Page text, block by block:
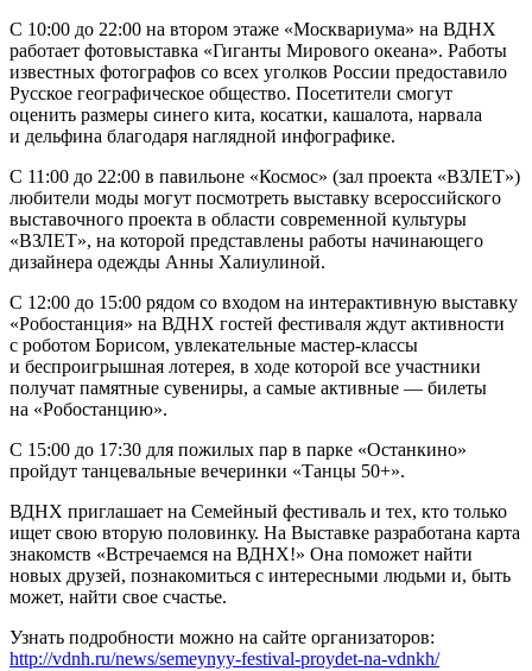
С 10:00 до 22:00 на втором этаже «Москвариума» на ВДНХ
работает фотовыставка «Гиганты Мирового океана». Работы
известных фотографов со всех уголков России предоставило
Русское географическое общество. Посетители смогут
оценить размеры синего кита, косатки, кашалота, нарвала
и дельфина благодаря наглядной инфографике.
С 11:00 до 22:00 в павильоне «Космос» (зал проекта «ВЗЛЕТ»)
любители моды могут посмотреть выставку всероссийского
выставочного проекта в области современной культуры
«ВЗЛЕТ», на которой представлены работы начинающего
дизайнера одежды Анны Халиулиной.
С 12:00 до 15:00 рядом со входом на интерактивную выставку
«Робостанция» на ВДНХ гостей фестиваля ждут активности
с роботом Борисом, увлекательные мастер-классы
и беспроигрышная лотерея, в ходе которой все участники
получат памятные сувениры, а самые активные — билеты
на «Робостанцию».
С 15:00 до 17:30 для пожилых пар в парке «Останкино»
пройдут танцевальные вечеринки «Танцы 50+».
ВДНХ приглашает на Семейный фестиваль и тех, кто только
ищет свою вторую половинку. На Выставке разработана карта
знакомств «Встречаемся на ВДНХ!» Она поможет найти
новых друзей, познакомиться с интересными людьми и, быть
может, найти свое счастье.
Узнать подробности можно на сайте организаторов:
http://vdnh.ru/news/semeynyy-festival-proydet-na-vdnkh/